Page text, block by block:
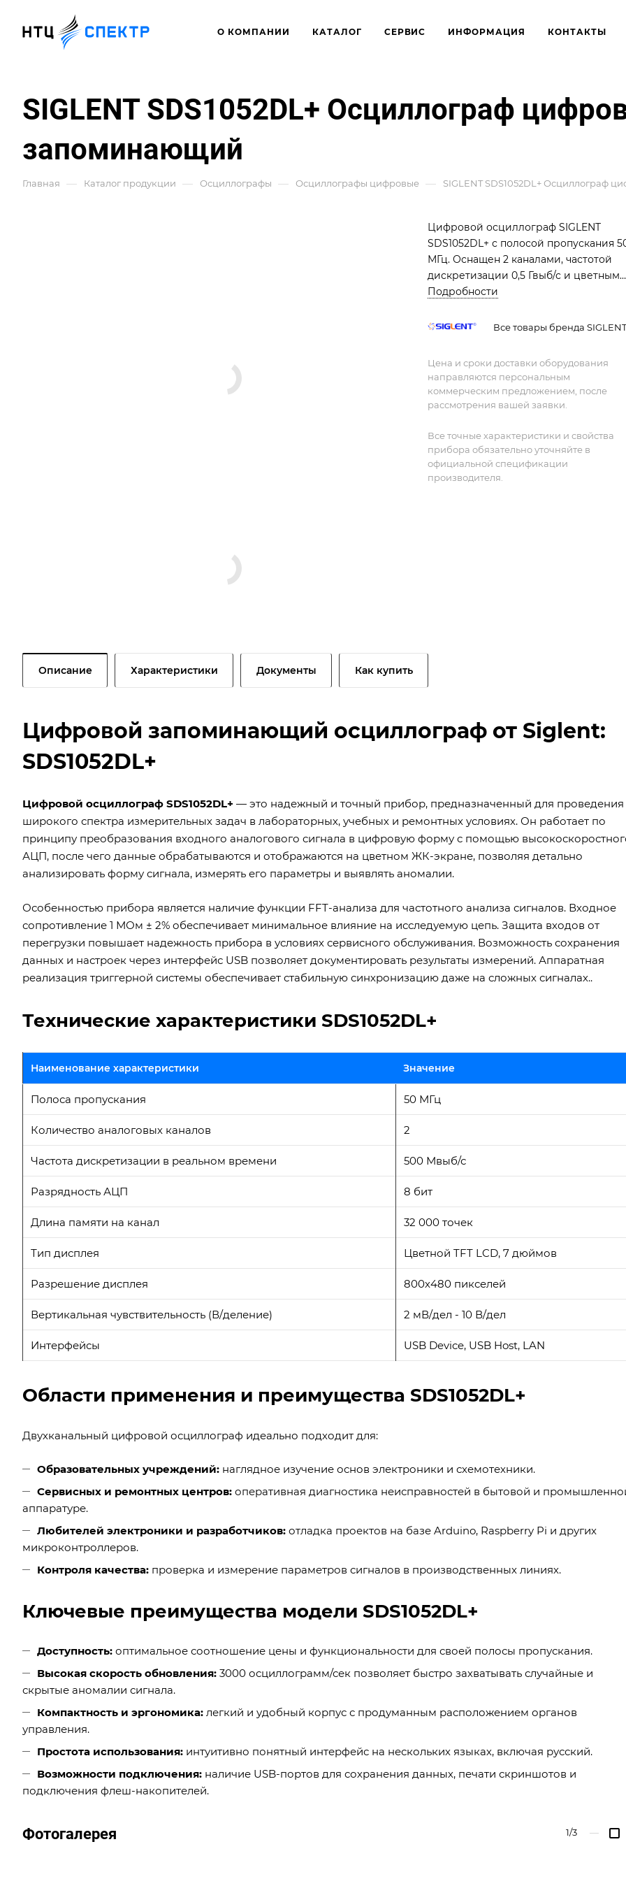
О КОМПАНИИ КАТАЛОГ СЕРВИС ИНФОРМАЦИЯ КОНТАКТЫ
SIGLENT SDS1052DL+ Осциллограф
запоминающий
Главная — Каталог продукции — Осциллографы — Осциллографы цифровые — SIGLENT SDS1052DL+ Осциллограф
Цифровой осциллограф SIGLENT
SDS1052DL+ с полосой пропускания
МГц. Оснащен 2 каналами, частотой
дискретизации 0,5 Гвыб/с и цветным
дисплеем 7 дюймов. Идеален для
электронных устройств.
Подробности
Все товары бренда SIGLENT
Цена и сроки доставки оборудования
направляются персональным
коммерческим предложением, после
рассмотрения вашей заявки.
Все точные характеристики и свойства
прибора обязательно уточняйте в
официальной спецификации
производителя.
Описание Характеристики Документы Как купить
Цифровой запоминающий осциллограф от Siglent:
SDS1052DL+
Цифровой осциллограф SDS1052DL+ — это надежный и точный прибор, предназначенный для проведения
широкого спектра измерительных задач в лабораторных, учебных и ремонтных условиях. Он работает по
принципу преобразования входного аналогового сигнала в цифровую форму с помощью
АЦП, после чего данные обрабатываются и отображаются на цветном ЖК-экране, позволяя детально
анализировать форму сигнала, измерять его параметры и выявлять аномалии.
Особенностью прибора является наличие функции FFT-анализа для частотного анализа сигналов. Входное
сопротивление 1 МОм ± 2% обеспечивает минимальное влияние на исследуемую цепь. Защита входов от
перегрузки повышает надежность прибора в условиях сервисного обслуживания. Возможность сохранения
данных и настроек через интерфейс USB позволяет документировать результаты измерений. Аппаратная
реализация триггерной системы обеспечивает стабильную синхронизацию даже на сложных сигналах..
Технические характеристики SDS1052DL+
Наименование характеристики Значение
Полоса пропускания 50 МГц
Количество аналоговых каналов 2
Частота дискретизации в реальном времени 500 Мвыб/с
Разрядность АЦП 8 бит
Длина памяти на канал 32 000 точек
Тип дисплея Цветной TFT LCD, 7 дюймов
Разрешение дисплея 800х480 пикселей
Вертикальная чувствительность (В/деление) 2 мВ/дел - 10 В/дел
Интерфейсы USB Device, USB Host, LAN
Области применения и преимущества SDS1052DL+
Двухканальный цифровой осциллограф идеально подходит для:
Образовательных учреждений: наглядное изучение основ электроники и схемотехники.
Сервисных и ремонтных центров: оперативная диагностика неисправностей в бытовой и
аппаратуре.
Любителей электроники и разработчиков: отладка проектов на базе Arduino, Raspberry Pi и других
микроконтроллеров.
Контроля качества: проверка и измерение параметров сигналов в производственных линиях.
Ключевые преимущества модели SDS1052DL+
Доступность: оптимальное соотношение цены и функциональности для своей полосы пропускания.
Высокая скорость обновления: 3000 осциллограмм/сек позволяет быстро захватывать случайные и
скрытые аномалии сигнала.
Компактность и эргономика: легкий и удобный корпус с продуманным расположением органов
управления.
Простота использования: интуитивно понятный интерфейс на нескольких языках, включая русский.
Возможности подключения: наличие USB-портов для сохранения данных, печати скриншотов и
подключения флеш-накопителей.
Фотогалерея 1/3 —